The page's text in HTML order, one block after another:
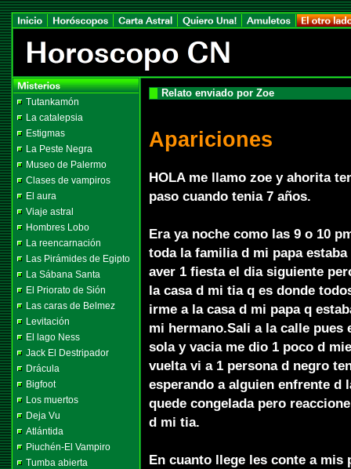
Tutankamón
La catalepsia
Estigmas
La Peste Negra
Museo de Palermo
Clases de vampiros
El aura
Viaje astral
Hombres Lobo
La reencarnación
Las Pirámides de Egipto
La Sábana Santa
El Priorato de Sión
Las caras de Belmez
Levitación
El lago Ness
Jack El Destripador
Drácula
Bigfoot
Los muertos
Deja Vu
Atlántida
Piuchén-El Vampiro
Tumba abierta
Relato enviado por Zoe
Apariciones
HOLA me llamo zoe y ahorita
paso cuando tenia 7 años.
Era ya noche como las 9 o 10
toda la familia d mi papa
aver 1 fiesta el dia siguiente
la casa d mi tia q es donde
irme a la casa d mi papa q
mi hermano.Sali a la calle pues
sola y vacia me dio 1 poco d
vuelta vi a 1 persona d negro
esperando a alguien enfrente d
quede congelada pero
d mi tia.
En cuanto llege les conte a mis